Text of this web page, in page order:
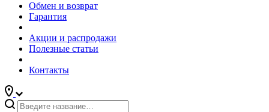
Обмен и возврат
Гарантия
Акции и распродажи
Полезные статьи
Контакты